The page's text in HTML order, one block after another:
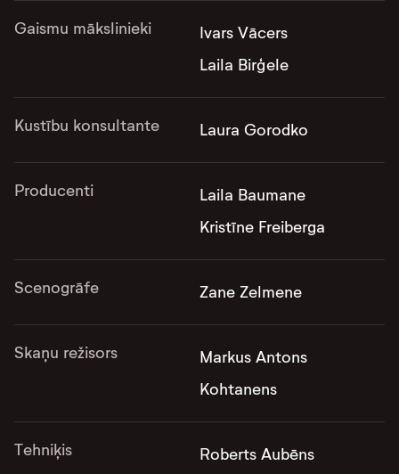
Gaismu mākslinieki
Ivars Vācers
Laila Birģele
Kustību konsultante Laura Gorodko
Producenti
Laila Baumane
Kristīne Freiberga
Scenogrāfe Zane Zelmene
Skaņu režisors
Markus Antons
Kohtanens
Tehniķis Roberts Aubēns